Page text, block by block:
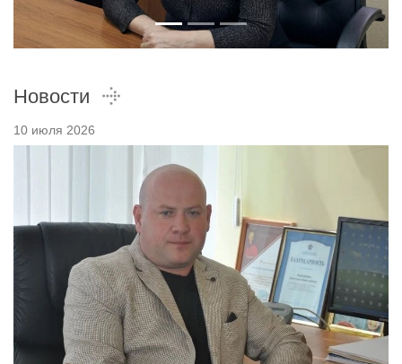
Новости
10 июля 2026